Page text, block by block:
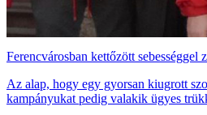
Ferencvárosban kettőzött
Az alap, hogy egy gyorsan kiugrott
kampányukat pedig valakik ügyes